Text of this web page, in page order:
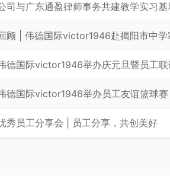
司与广东通盈律师事务共建教学实习基
顾 | 伟德国际victor1946赴揭阳市中学
德国际victor1946举办庆元旦暨员工联
德国际victor1946举办员工友谊篮球赛
秀员工分享会 | 员工分享，共创美好